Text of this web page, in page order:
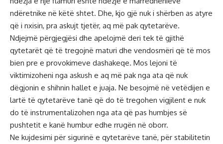
ndëretnike në këtë shtet. Dhe, kjo gjë nuk i shërben as atyre
që i nxisin, pra askujt tjetër, aq më pak qytetarëve.
Ndjejmë përgjegjësi dhe apelojmë deri tek të gjithë
qytetarët që të tregojnë maturi dhe vendosmëri që të mos
bien pre e provokimeve dashakeqe. Mos lejoni të
viktimizoheni nga askush e aq më pak nga ata që nuk
dëgjonin e shihnin hallet e juaja. Ne besojmë në vetëdijen e
lartë të qytetarëve tanë që do të tregohen vigjilent e nuk
do të instrumentalizohen nga ata që pas humbjes së
pushtetit e kanë humbur edhe rrugën në oborr.
Ne kujdesimi për sigurinë e qytetarëve tanë, për stabilitetin